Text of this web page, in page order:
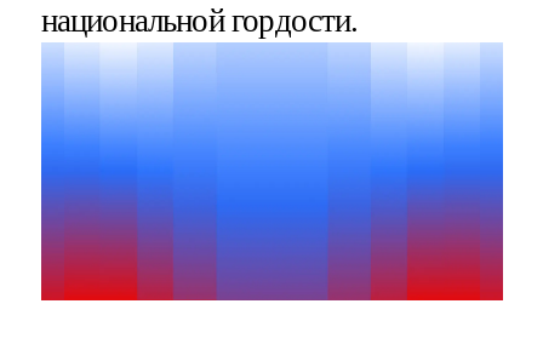
национальной гордости.